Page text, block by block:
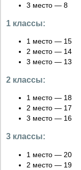
3 место — 8
1 классы:
1 место — 15
2 место — 14
3 место — 13
2 классы:
1 место — 18
2 место — 17
3 место — 16
3 классы:
1 место — 20
2 место — 19